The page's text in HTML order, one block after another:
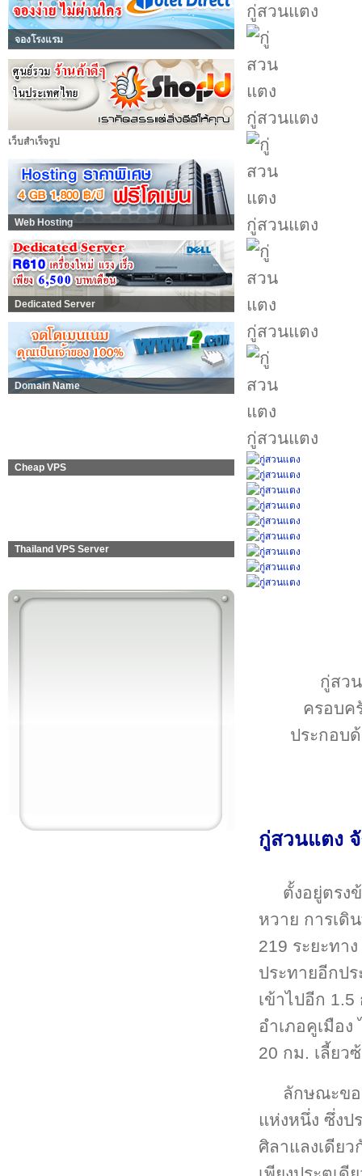
จองโรงแรม
เว็บสำเร็จรูป
Web Hosting
Dedicated Server
Domain Name
Cheap VPS
Thailand VPS Server
กู่สวนแตง
กู่สวนแตง
กู่สวนแตง
กู่สวนแตง
กู่สวนแตง
กู่สว
ครอบค
ประกอบ
กู่สวนแตง
ตั้งอยู่ตรง
หวาย การเดิ
219 ระยะทา
ประทายอีกป
เข้าไปอีก
อำเภอคูเมือ
20 กม. เลี้ยว
ลักษณะขอ
แห่งหนึ่ง ซึ่งป
ศิลาแลงเดีย